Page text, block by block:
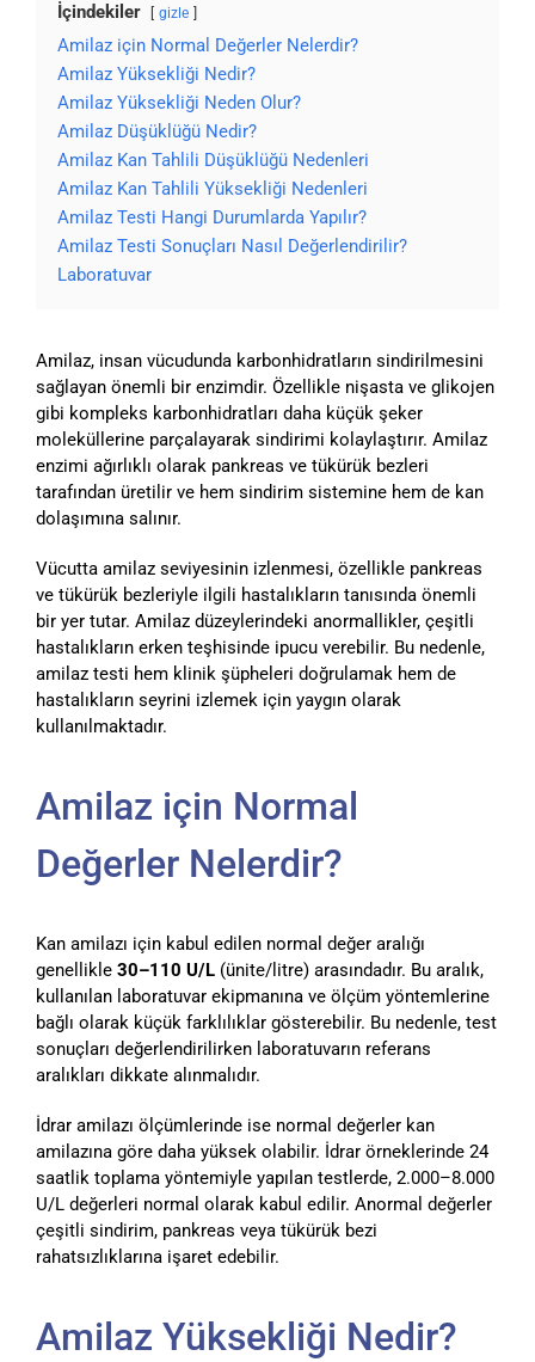
İçindekiler gizle
Amilaz için Normal Değerler Nelerdir?
Amilaz Yüksekliği Nedir?
Amilaz Yüksekliği Neden Olur?
Amilaz Düşüklüğü Nedir?
Amilaz Kan Tahlili Düşüklüğü Nedenleri
Amilaz Kan Tahlili Yüksekliği Nedenleri
Amilaz Testi Hangi Durumlarda Yapılır?
Amilaz Testi Sonuçları Nasıl Değerlendirilir?
Laboratuvar
Amilaz, insan vücudunda karbonhidratların sindirilmesini
sağlayan önemli bir enzimdir. Özellikle nişasta ve glikojen
gibi kompleks karbonhidratları daha küçük şeker
moleküllerine parçalayarak sindirimi kolaylaştırır. Amilaz
enzimi ağırlıklı olarak pankreas ve tükürük bezleri
tarafından üretilir ve hem sindirim sistemine hem de kan
dolaşımına salınır.
Vücutta amilaz seviyesinin izlenmesi, özellikle pankreas
ve tükürük bezleriyle ilgili hastalıkların tanısında önemli
bir yer tutar. Amilaz düzeylerindeki anormallikler, çeşitli
hastalıkların erken teşhisinde ipucu verebilir. Bu nedenle,
amilaz testi hem klinik şüpheleri doğrulamak hem de
hastalıkların seyrini izlemek için yaygın olarak
kullanılmaktadır.
Amilaz için Normal
Değerler Nelerdir?
Kan amilazı için kabul edilen normal değer aralığı
genellikle 30–110 U/L(ünite/litre) arasındadır. Bu aralık,
kullanılan laboratuvar ekipmanına ve ölçüm yöntemlerine
bağlı olarak küçük farklılıklar gösterebilir. Bu nedenle, test
sonuçları değerlendirilirken laboratuvarın referans
aralıkları dikkate alınmalıdır.
İdrar amilazı ölçümlerinde ise normal değerler kan
amilazına göre daha yüksek olabilir. İdrar örneklerinde 24
saatlik toplama yöntemiyle yapılan testlerde, 2.000–8.000
U/L değerleri normal olarak kabul edilir. Anormal değerler
çeşitli sindirim, pankreas veya tükürük bezi
rahatsızlıklarına işaret edebilir.
Amilaz Yüksekliği Nedir?